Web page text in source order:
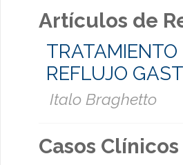
Artículos de
TRATAMIENTO
REFLUJO
Italo Braghetto
Casos Clínicos